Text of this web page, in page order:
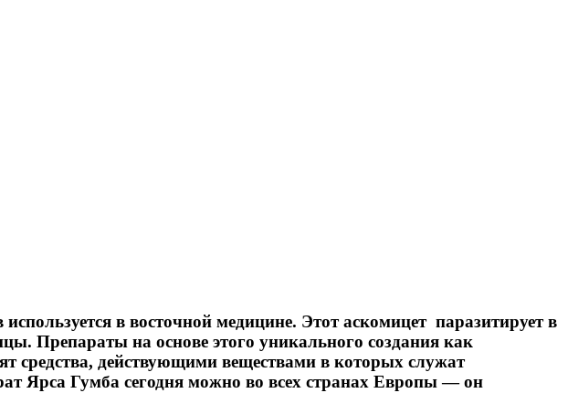
в восточной медицине. Этот аскомицет паразитирует в
Препараты на основе этого уникального создания как
средства, действующими веществами в которых служат
Ярса Гумба сегодня можно во всех странах Европы ― он